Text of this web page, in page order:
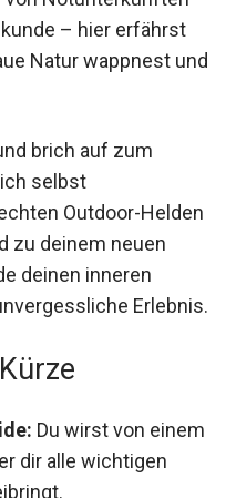
und
du, wie du dich
und überlebst!
brich auf zum
selbst
Outdoor-
Wald zu deinem
deinen
Du wirst von
der dir alle